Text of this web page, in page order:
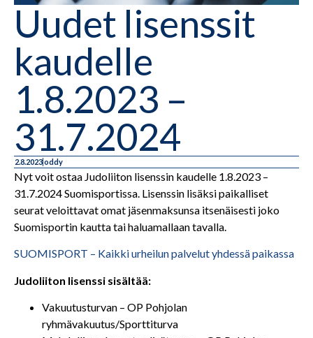
Uudet lisenssit
kaudelle
1.8.2023 –
31.7.2024
2.8.2023oddy
Nyt voit ostaa Judoliiton lisenssin kaudelle 1.8.2023 –
31.7.2024 Suomisportissa. Lisenssin lisäksi paikalliset
seurat veloittavat omat jäsenmaksunsa itsenäisesti joko
Suomisportin kautta tai haluamallaan tavalla.
SUOMISPORT – Kaikki urheilun palvelut yhdessä paikassa
Judoliiton lisenssi sisältää:
Vakuutusturvan – OP Pohjolan
ryhmävakuutus/Sporttiturva